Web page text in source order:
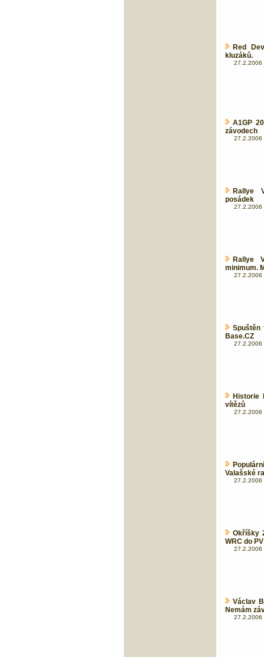
Red
kluzáků.
27.2.2006
A1GP
závodech
27.2.2006
Rallye
posádek
27.2.2006
Rallye
minimum.
27.2.2006
Spuštěn
Base.CZ
27.2.2006
Historie
vítězů
27.2.2006
Valašské
27.2.2006
Okříšky
WRC do PV
27.2.2006
Václav
Nemám
27.2.2006